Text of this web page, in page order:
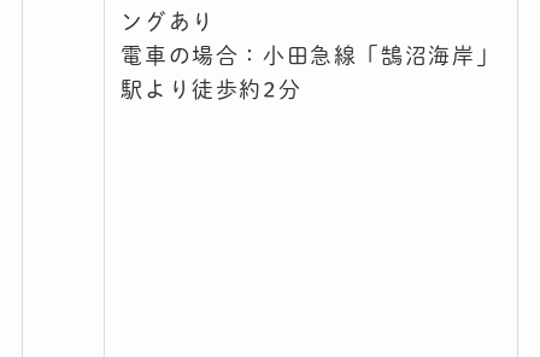
ングあり
電車の場合：小田急線「鵠沼海岸」
駅より徒歩約2分